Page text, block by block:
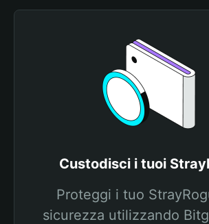
Custodisci i tuoi
Proteggi i tuo
sicurezza utilizzando